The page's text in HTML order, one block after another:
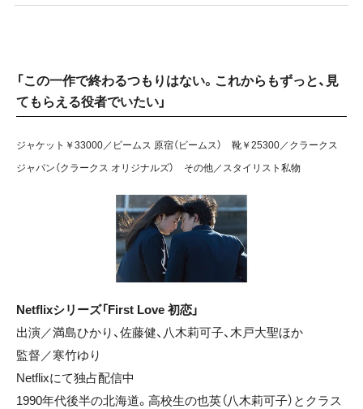
「この一作で終わるつもりはない。これからもずっと、見
てもらえる役者でいたい」
ジャケット￥33000／ビームス 原宿（ビームス） 靴￥25300／クラークス
ジャパン（クラークス オリジナルズ） その他／スタイリスト私物
Netflixシリーズ「First Love 初恋」
出演／満島ひかり、佐藤健、八木莉可子、木戸大聖ほか
監督／寒竹ゆり
Netflixにて独占配信中
1990年代後半の北海道。高校生の也英（八木莉可子）とクラス